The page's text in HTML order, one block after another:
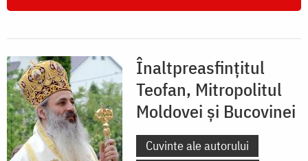
Înaltpreasfințitul
Teofan, Mitropolitul
Moldovei și Bucovinei
Cuvinte ale autorului